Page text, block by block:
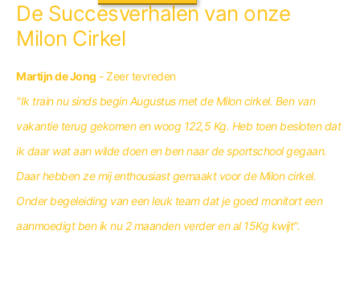
De Succesverhalen van onze
Milon Cirkel
Martijn de Jong - Zeer tevreden
"Ik train nu sinds begin Augustus met de Milon cirkel. Ben van
vakantie terug gekomen en woog 122,5 Kg. Heb toen besloten dat
ik daar wat aan wilde doen en ben naar de sportschool gegaan.
Daar hebben ze mij enthousiast gemaakt voor de Milon cirkel.
Onder begeleiding van een leuk team dat je goed monitort een
aanmoedigt ben ik nu 2 maanden verder en al 15Kg kwijt".